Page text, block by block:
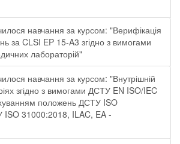
навчання за курсом: "Верифікація
за CLSI EP 15-A3 згідно з вимогами
лабораторій"
навчання за курсом: "Внутрішній
згідно з вимогами ДСТУ EN ISO/IEC
положень ДСТУ ISO
31000:2018, ILAC, EA -